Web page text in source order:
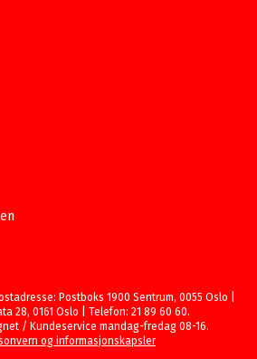
Postboks 1900 Sentrum, 0055 Oslo |
28, 0161 Oslo | Telefon: 21 89 60 60.
/ Kundeservice mandag-fredag 08-16.
og informasjonskapsler